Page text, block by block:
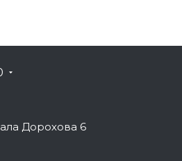
Дорохова 6